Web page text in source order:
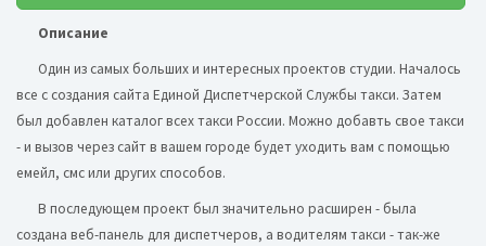
Описание
Один из самых больших и интересных проектов студии. Началось
все с создания сайта Единой Диспетчерской Службы такси. Затем
был добавлен каталог всех такси России. Можно добавть свое такси
- и вызов через сайт в вашем городе будет уходить вам с помощью
емейл, смс или других способов.
В последующем проект был значительно расширен - была
создана веб-панель для диспетчеров, а водителям такси - так-же